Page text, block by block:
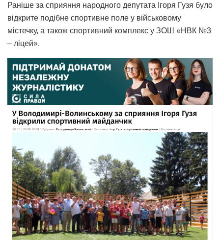
Раніше за сприяння народного депутата Ігоря Гузя було
відкрите подібне спортивне поле у військовому
містечку, а також спортивний комплекс у ЗОШ «НВК №3
– ліцей».